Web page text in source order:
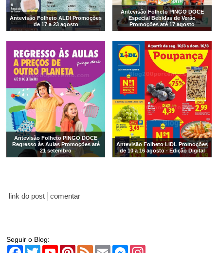
Antevisão Folheto ALDI Promoções
de 17 a 23 agosto
Antevisão Folheto PINGO DOCE
Especial Bebidas de Verão
Promoções até 17 agosto
Antevisão Folheto PINGO DOCE
Regresso às Aulas Promoções até
21 setembro
Antevisão Folheto LIDL Promoções
de 10 a 16 agosto - Edição Digital
link do post comentar
Seguir o Blog:
Facebook
TwitterYouTubePinterest
Feed Email Messenger